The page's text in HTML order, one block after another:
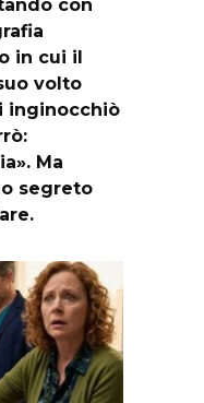
con
in cui il
volto
inginocchiò
Ma
segreto